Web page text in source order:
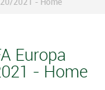
Europa
- Home